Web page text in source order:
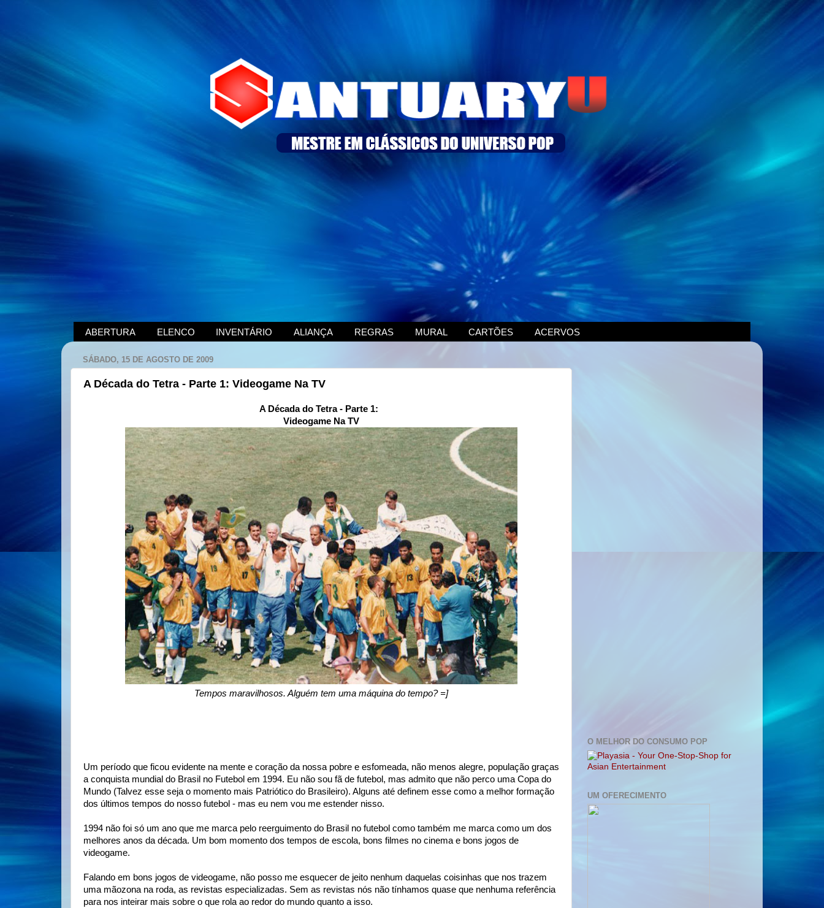
ABERTURA ELENCO INVENTÁRIO ALIANÇA REGRAS MURAL CARTÕES ACERVOS
SÁBADO, 15 DE AGOSTO DE 2009
A Década do Tetra - Parte 1: Videogame Na TV
A Década do Tetra - Parte 1:
Videogame Na TV
Tempos maravilhosos. Alguém tem uma máquina do tempo? =]
Um período que ficou evidente na mente e coração da nossa pobre e esfomeada, não menos alegre, população graças
a conquista mundial do Brasil no Futebol em 1994. Eu não sou fã de futebol, mas admito que não perco uma Copa do
Mundo (Talvez esse seja o momento mais Patriótico do Brasileiro). Alguns até definem esse como a melhor formação
dos últimos tempos do nosso futebol - mas eu nem vou me estender nisso.
1994 não foi só um ano que me marca pelo reerguimento do Brasil no futebol como também me marca como um dos
melhores anos da década. Um bom momento dos tempos de escola, bons filmes no cinema e bons jogos de
videogame.
Falando em bons jogos de videogame, não posso me esquecer de jeito nenhum daquelas coisinhas que nos trazem
uma mãozona na roda, as revistas especializadas. Sem as revistas nós não tínhamos quase que nenhuma referência
para nos inteirar mais sobre o que rola ao redor do mundo quanto a isso.
O MELHOR DO CONSUMO POP
UM OFERECIMENTO